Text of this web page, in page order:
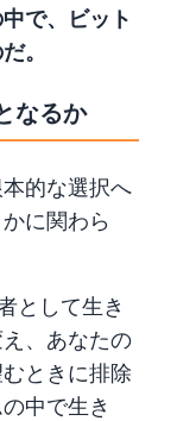
で、ビット
。
なるか
的な選択へ
に関わら
として生き
、あなたの
ときに排除
中で生き